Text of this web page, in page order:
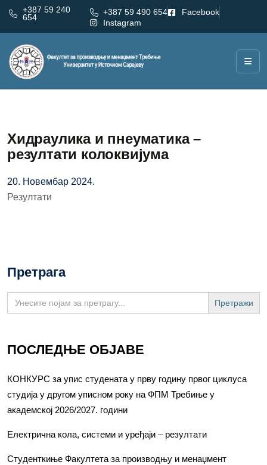
+387 59 240
654
+387 59 490 654
Facebook
Instagram
Хидраулика и пнеуматика –
резултати колоквијума
20. Новембар 2024.
Резултати
Претрага
Search
for:
ПОСЛЕДЊЕ ОБЈАВЕ
КОНКУРС за упис студената у прву годину првог циклуса
студија у другом уписном року на ФПМ Требиње у
академској 2026/2027. години
Електрична кола, системи и уређаји – резултати
Студенткиње Факултета за производњу и менаџмент